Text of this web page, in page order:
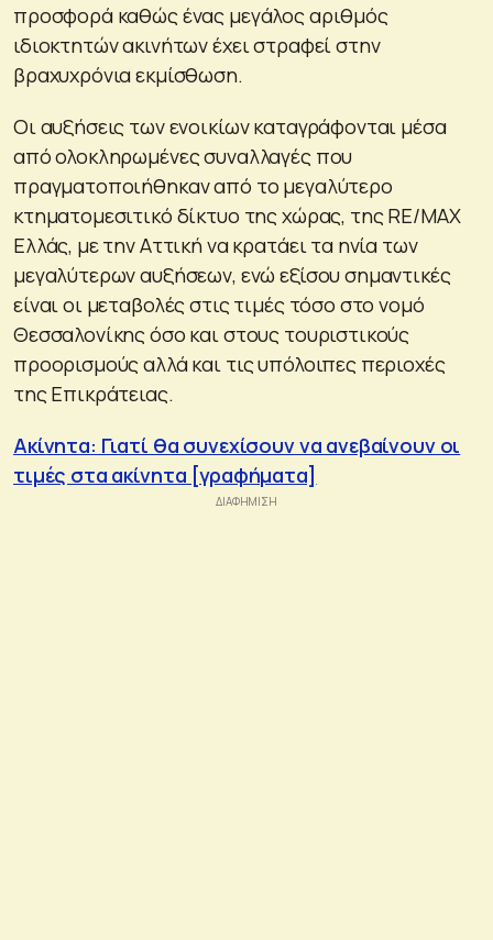
προσφορά καθώς ένας μεγάλος αριθμός
ιδιοκτητών ακινήτων έχει στραφεί στην
βραχυχρόνια εκμίσθωση.
Οι αυξήσεις των ενοικίων καταγράφονται μέσα
από ολοκληρωμένες συναλλαγές που
πραγματοποιήθηκαν από το μεγαλύτερο
κτηματομεσιτικό δίκτυο της χώρας, της RE/MAX
Ελλάς, με την Αττική να κρατάει τα ηνία των
μεγαλύτερων αυξήσεων, ενώ εξίσου σημαντικές
είναι οι μεταβολές στις τιμές τόσο στο νομό
Θεσσαλονίκης όσο και στους τουριστικούς
προορισμούς αλλά και τις υπόλοιπες περιοχές
της Επικράτειας.
Ακίνητα: Γιατί θα συνεχίσουν να ανεβαίνουν οι
τιμές στα ακίνητα [γραφήματα]